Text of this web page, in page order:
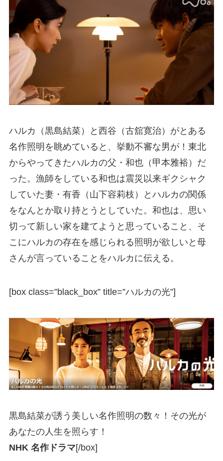
ハルカ（黒島結菜）と西谷（古舘寛治）がとある
名作照明を眺めていると、挙動不審な男が！東北
からやってきたハルカの父・和也（甲本雅裕）だ
った。漁師をしている和也は震災以来ギクシャク
していた妻・有香（山下容莉枝）とハルカの関係
をなんとか取り持とうとしていた。和也は、思い
切って新しい家を建てようと思っていること、そ
こにハルカの存在を感じられる照明が欲しいと母
さんが言っていることをハルカに伝える。
[box class=”black_box” title=”ハルカの光”]
黒島結菜が誘う美しい名作照明の数々！その光が
あなたの人生を照らす！
NHK 名作ドラマ[/box]